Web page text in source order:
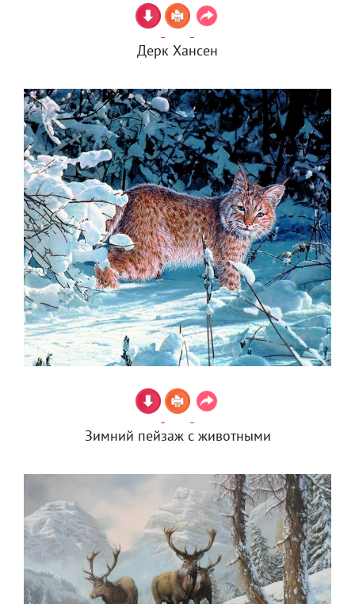
Дерк Хансен
Зимний пейзаж с животными